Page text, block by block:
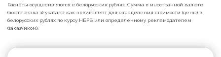
Расчёты осуществляются в белорусских рублях. Сумма в иностранной валюте
(после знака ≈) указана как эквивалент для определения стоимости (цены) в
белорусских рублях по курсу НБРБ или определённому рекламодателем
(заказчиком).